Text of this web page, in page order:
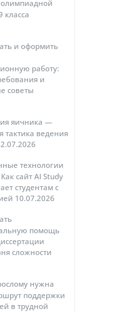
класса
и оформить
работу:
и
советы
яичника —
тактика ведения
технологии
сайт AI Study
студентам с
10.07.2026
помощь
сложности
нужна
поддержки
в трудной